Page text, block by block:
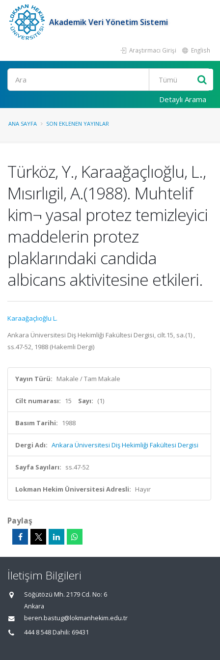
Akademik Veri Yönetim Sistemi
Araştırmacı Girişi English
Ara
Detaylı Arama
ANA SAYFA SON EKLENEN YAYINLAR
Türköz, Y., Karaağaçlıoğlu, L.,
Mısırlıgil, A.(1988). Muhtelif
kim¬ yasal protez temizleyici
maddelerin protez
plaklarındaki candida
albicans aktivitesine etkileri.
Karaağaçlıoğlu L.
Ankara Üniversitesi Diş Hekimliği Fakültesi Dergisi, cilt.15, sa.(1) ,
ss.47-52, 1988 (Hakemli Dergi)
Yayın Türü: Makale / Tam Makale
Cilt numarası: 15 Sayı: (1)
Basım Tarihi: 1988
Dergi Adı: Ankara Üniversitesi Diş Hekimliği Fakültesi Dergisi
Sayfa Sayıları: ss.47-52
Lokman Hekim Üniversitesi Adresli: Hayır
Paylaş
İletişim Bilgileri
Söğütözü Mh. 2179 Cd. No: 6
Ankara
beren.bastug@lokmanhekim.edu.tr
444 8 548 Dahili: 69431